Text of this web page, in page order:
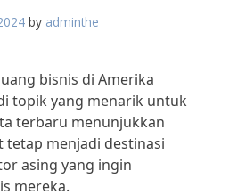
by adminthe
bisnis di Amerika
topik yang menarik untuk
terbaru menunjukkan
tetap menjadi destinasi
asing yang ingin
mereka.